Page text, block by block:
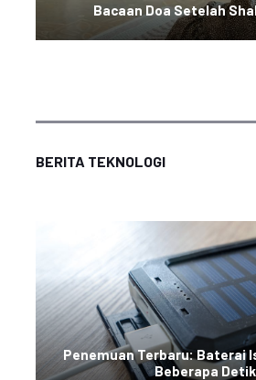
Bacaan Doa Setelah
BERITA TEKNOLOGI
Penemuan Terbaru: Baterai
Beberapa Detik